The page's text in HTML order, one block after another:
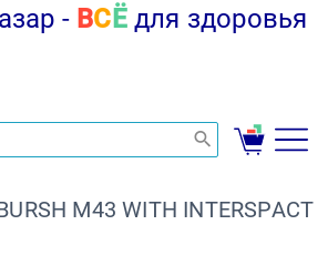
- ВС Ёдля здоровья
M43 WITH INTERSPACT